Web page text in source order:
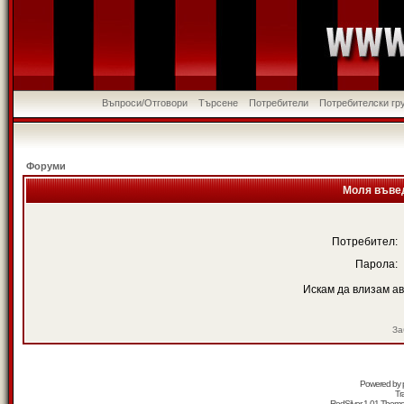
Въпроси/Отговори Търсене Потребители Потребителски
Форуми
Моля
Потребител:
Парола:
Искам да влизам
Powered by